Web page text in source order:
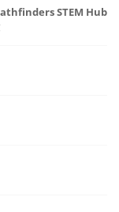
STEM Hub